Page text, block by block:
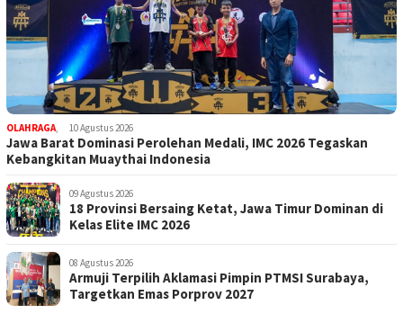
OLAHRAGA, 10 Agustus 2026
Jawa Barat Dominasi Perolehan Medali, IMC 2026 Tegaskan
Kebangkitan Muaythai Indonesia
09 Agustus 2026
18 Provinsi Bersaing Ketat, Jawa Timur Dominan di
Kelas Elite IMC 2026
08 Agustus 2026
Armuji Terpilih Aklamasi Pimpin PTMSI Surabaya,
Targetkan Emas Porprov 2027